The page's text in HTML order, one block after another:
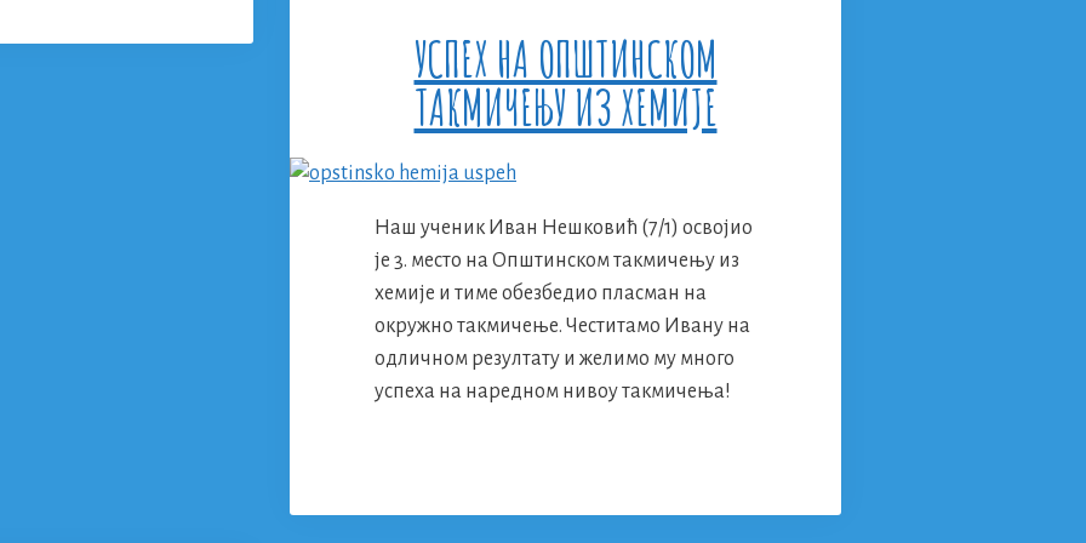
УСПЕХ НА ОПШТИНСКОМ
ТАКМИЧЕЊУ ИЗ ХЕМИЈЕ
Наш ученик Иван Нешковић (7/1) освојио
је 3. место на Општинском такмичењу из
хемије и тиме обезбедио пласман на
окружно такмичење. Честитамо Ивану на
одличном резултату и желимо му много
успеха на наредном нивоу такмичења!